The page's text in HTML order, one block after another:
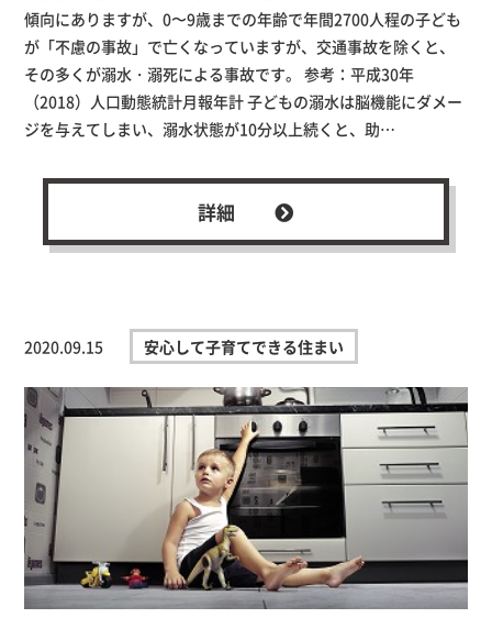
傾向にありますが、0〜9歳までの年齢で年間2700人程の子ども
が「不慮の事故」で亡くなっていますが、交通事故を除くと、
その多くが溺水・溺死による事故です。 参考：平成30年
（2018）人口動態統計月報年計 子どもの溺水は脳機能にダメー
ジを与えてしまい、溺水状態が10分以上続くと、助…
詳細
2020.09.15 安心して子育てできる住まい